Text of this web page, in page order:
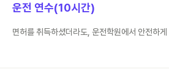
운전 연수(10시간)
면허를 취득하셨더라도, 운전학원에서 안전하